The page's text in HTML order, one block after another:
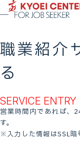
職業紹介
る
SERVICE ENTRY
営業時間内であれば、
す。
※入力した情報はSSL暗